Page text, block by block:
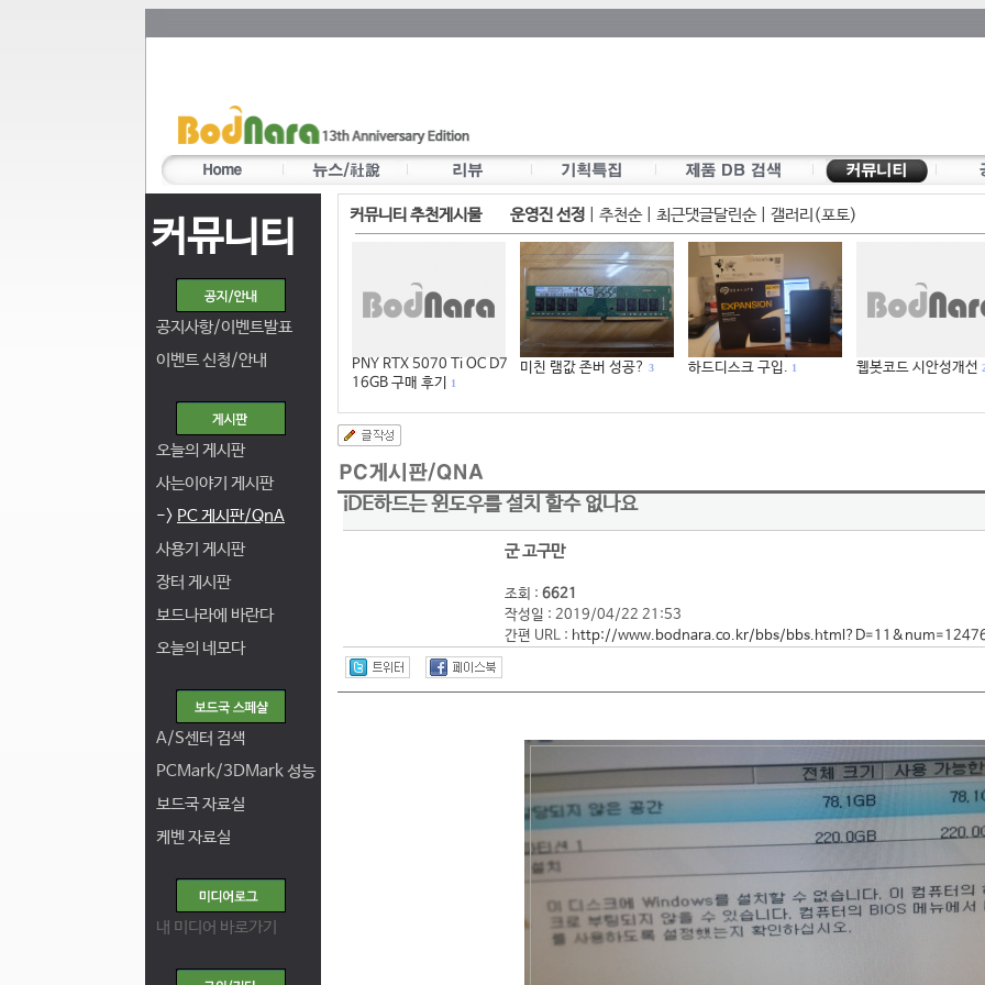
커뮤니티
공지사항/이벤트발표
이벤트 신청/안내
오늘의 게시판
사는이야기 게시판
-> PC 게시판/QnA
사용기 게시판
장터 게시판
보드나라에 바란다
오늘의 네모다
A/S센터 검색
PCMark/3DMark 성능
보드국 자료실
케벤 자료실
내 미디어 바로가기
커뮤니티 추천게시물 운영진 선정 추천순| 최근댓글달린순| 갤러리(포토)
PNY RTX 5070 Ti OC D7
16GB 구매 후기
1
미친 램값 존버 성공? 3 하드디스크 구입. 1 웹봇코드 시안성개선 2
iDE하드는 윈도우를 설치 할수 없나요
군 고구만
조회 : 6621
작성일 : 2019/04/22 21:53
간편 URL : http://www.bodnara.co.kr/bbs/